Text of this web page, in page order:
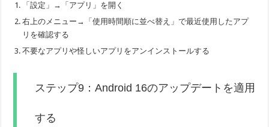
「設定」→「アプリ」を開く
右上のメニュー→「使用時間順に並べ替え」で最近使用したアプ
リを確認する
不要なアプリや怪しいアプリをアンインストールする
ステップ9：Android 16のアップデートを適用
する